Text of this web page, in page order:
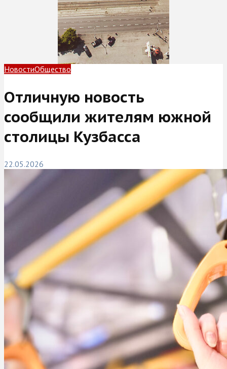
НовостиОбщество
Отличную новость
сообщили жителям южной
столицы Кузбасса
22.05.2026